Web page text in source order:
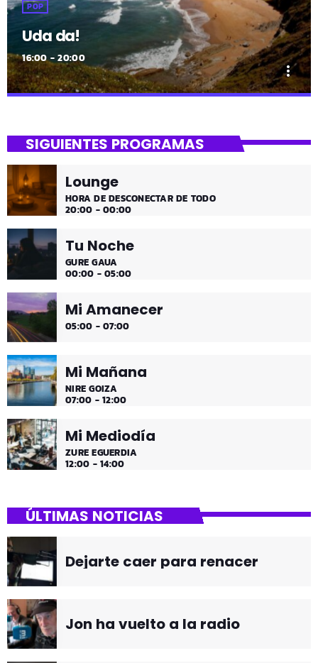
POP
Uda da!
16:00 - 20:00
more_vert
¡Toda la música!
¡Toda la música!
SIGUIENTES PROGRAMAS
Lounge
HORA DE DESCONECTAR DE TODO
20:00 - 00:00
Tu Noche
GURE GAUA
00:00 - 05:00
Mi Amanecer
05:00 - 07:00
Mi Mañana
NIRE GOIZA
07:00 - 12:00
Mi Mediodía
ZURE EGUERDIA
12:00 - 14:00
ÚLTIMAS NOTICIAS
Dejarte caer para renacer
Jon ha vuelto a la radio